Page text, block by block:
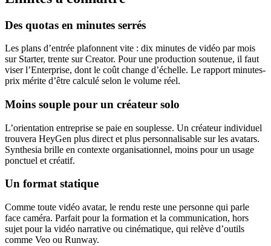
Des quotas en minutes serrés
Les plans d’entrée plafonnent vite : dix minutes de vidéo par mois
sur Starter, trente sur Creator. Pour une production soutenue, il faut
viser l’Enterprise, dont le coût change d’échelle. Le rapport minutes-
prix mérite d’être calculé selon le volume réel.
Moins souple pour un créateur solo
L’orientation entreprise se paie en souplesse. Un créateur individuel
trouvera HeyGen plus direct et plus personnalisable sur les avatars.
Synthesia brille en contexte organisationnel, moins pour un usage
ponctuel et créatif.
Un format statique
Comme toute vidéo avatar, le rendu reste une personne qui parle
face caméra. Parfait pour la formation et la communication, hors
sujet pour la vidéo narrative ou cinématique, qui relève d’outils
comme Veo ou Runway.